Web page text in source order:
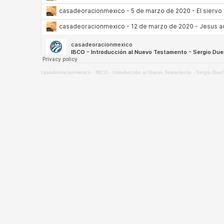
casadeoracionmexico · IBCO - Introducción al Nuevo Testamento - Sergio